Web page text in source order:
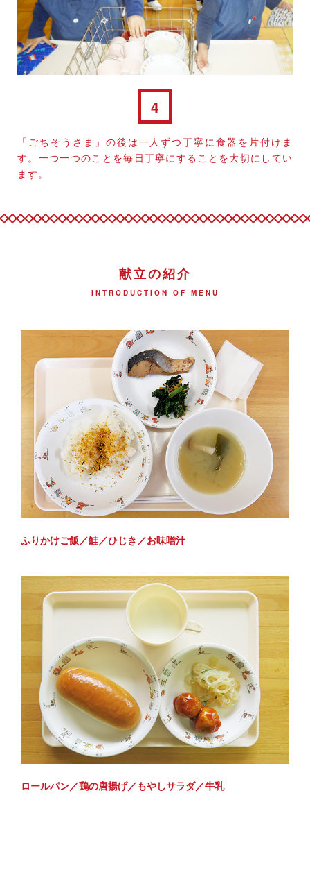
4
「ごちそうさま」の後は一人ずつ丁寧に食器を片付けま
す。一つ一つのことを毎日丁寧にすることを大切にしてい
ます。
献立の紹介
INTRODUCTION OF MENU
ふりかけご飯／鮭／ひじき／お味噌汁
ロールパン／鶏の唐揚げ／もやしサラダ／牛乳